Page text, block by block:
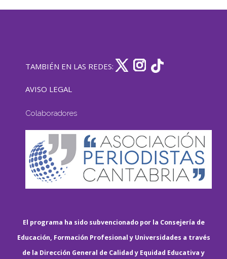
TAMBIÉN EN LAS REDES:
AVISO LEGAL
Colaboradores
El programa ha sido subvencionado por la Consejería de
Educación, Formación Profesional y Universidades a través
de la Dirección General de Calidad y Equidad Educativa y